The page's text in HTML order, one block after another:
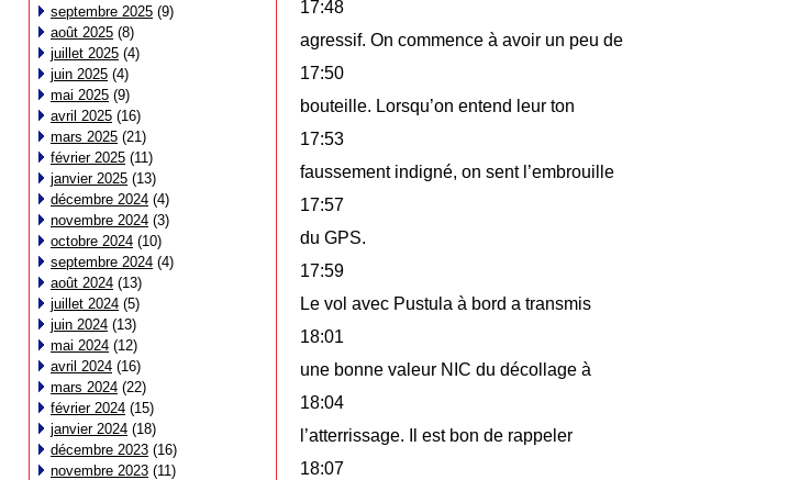
septembre 2025 (9)
août 2025 (8)
juillet 2025 (4)
juin 2025 (4)
mai 2025 (9)
avril 2025 (16)
mars 2025 (21)
février 2025 (11)
janvier 2025 (13)
décembre 2024 (4)
novembre 2024 (3)
octobre 2024 (10)
septembre 2024 (4)
août 2024 (13)
juillet 2024 (5)
juin 2024 (13)
mai 2024 (12)
avril 2024 (16)
mars 2024 (22)
février 2024 (15)
janvier 2024 (18)
décembre 2023 (16)
novembre 2023 (11)
17:48
agressif. On commence à avoir un peu de
17:50
bouteille. Lorsqu’on entend leur ton
17:53
faussement indigné, on sent l’embrouille
17:57
du GPS.
17:59
Le vol avec Pustula à bord a transmis
18:01
une bonne valeur NIC du décollage à
18:04
l’atterrissage. Il est bon de rappeler
18:07